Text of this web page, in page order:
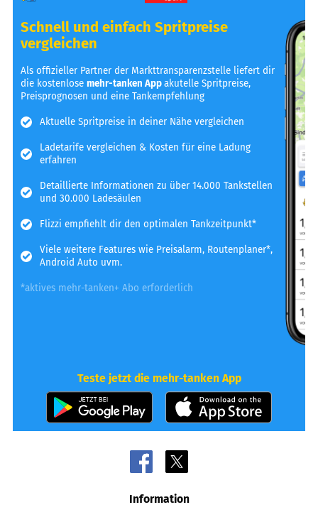
Schnell und einfach Spritpreise
vergleichen
Als offizieller Partner der Markttransparenzstelle liefert dir
die kostenlosemehr-tanken Appakutelle Spritpreise,
Preisprognosen und eine Tankempfehlung
Aktuelle Spritpreise in deiner Nähe vergleichen
Ladetarife vergleichen & Kosten für eine Ladung
erfahren
Detaillierte Informationen zu über 14.000 Tankstellen
und 30.000 Ladesäulen
Flizzi empfiehlt dir den optimalen Tankzeitpunkt*
Viele weitere Features wie Preisalarm, Routenplaner*,
Android Auto uvm.
*aktives mehr-tanken+ Abo erforderlich
Teste jetzt die mehr-tanken App
Information